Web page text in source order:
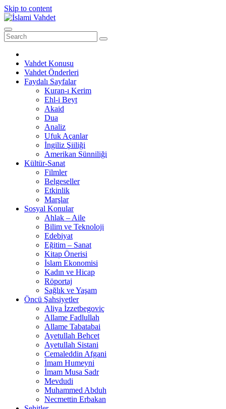
Skip to content
Vahdet Konusu
Vahdet Önderleri
Faydalı Sayfalar
Kuran-ı Kerim
Ehl-i Beyt
Akaid
Dua
Analiz
Ufuk Açanlar
İngiliz Şiiliği
Amerikan Sünniliği
Kültür-Sanat
Filmler
Belgeseller
Etkinlik
Marşlar
Sosyal Konular
Ahlak – Aile
Bilim ve Teknoloji
Edebiyat
Eğitim – Sanat
Kitap Önerisi
İslam Ekonomisi
Kadın ve Hicap
Röportaj
Sağlık ve Yaşam
Öncü Şahsiyetler
Aliya İzzetbegoviç
Allame Fadlullah
Allame Tabatabai
Ayetullah Behcet
Ayetullah Sistani
Cemaleddin Afgani
İmam Humeyni
İmam Musa Sadr
Mevdudi
Muhammed Abduh
Necmettin Erbakan